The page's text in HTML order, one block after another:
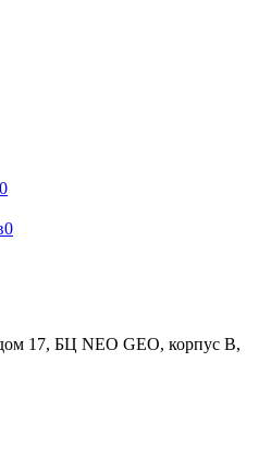
0
0
17, БЦ NEO GEO, корпус В,